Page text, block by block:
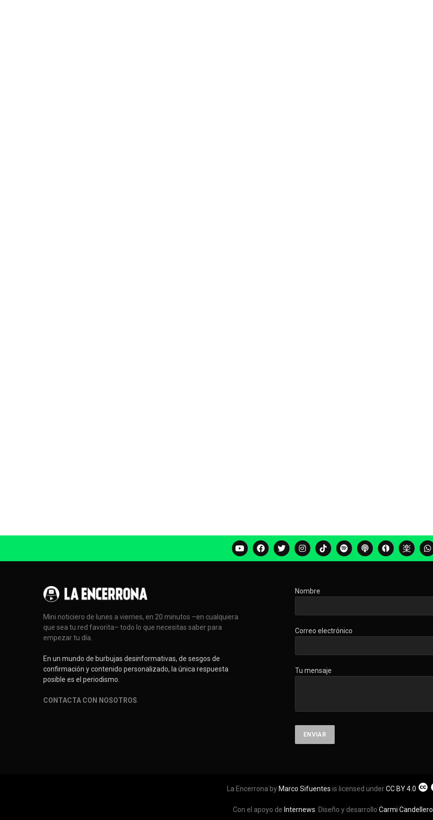
Mini noticiero de lunes a viernes, en 20 minutos –en cualquiera
que sea tu red favorita– todo lo que necesitas saber para
empezar tu día.
En un mundo de burbujas desinformativas, de sesgos de
confirmación y contenido personalizado, la única respuesta
posible es el periodismo.
CONTACTA CON NOSOTROS
Nombre
Correo electrónico
Tu mensaje
La Encerrona by Marco Sifuentes is licensed underCC BY 4.0
Con el apoyo de Internews . Diseño y desarrollo Carmi Candellero